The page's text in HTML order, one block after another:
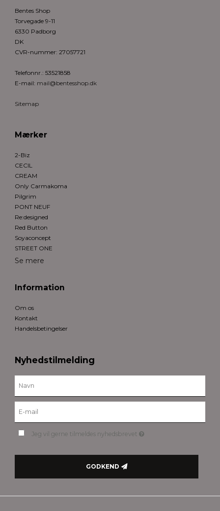
Bentes Shop
Torvegade 9-11
6330 Padborg
DK
CVR-nummer: 27057721
Telefonnr.: 53521858
E-mail: mail@bentesshop.dk
Sitemap
Mærker
2-Biz
CECIL
CREAM
Only Carmakoma
Pilgrim
PONT NEUF
Re:designed
Red Button
Soyaconcept
STREET ONE
Se mere
Information
Om os
Kontakt
Handelsbetingelser
Nyhedstilmelding
Jeg vil gerne tilmeldes nyhedsbrevet
GODKEND